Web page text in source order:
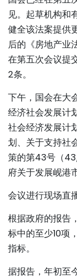
见。起草机构和
健全该法案提供
后的《房地产业
在第五次会议提
2条。
下午，国会在大
经济社会发展计
社会经济发展计
划、关于支持社
策的第43号（
府关于发展岘港
会议进行现场直
根据政府的报告
标中的至少10项
指标。
据报告，年初至